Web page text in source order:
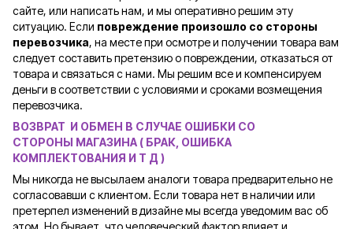
сайте, или написать нам, и мы оперативно решим эту
ситуацию. Если повреждение произошло со стороны
перевозчика, на месте при осмотре и получении товара вам
следует составить претензию о повреждении, отказаться от
товара и связаться с нами. Мы решим все и компенсируем
деньги в соответствии с условиями и сроками возмещения
перевозчика.
ВОЗВРАТ И ОБМЕН В СЛУЧАЕ ОШИБКИ СО
СТОРОНЫ МАГАЗИНА ( БРАК, ОШИБКА
КОМПЛЕКТОВАНИЯ И Т Д )
Мы никогда не высылаем аналоги товара предварительно не
согласовавши с клиентом. Если товара нет в наличии или
претерпел изменений в дизайне мы всегда уведомим вас об